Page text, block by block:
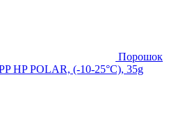
Порошок
HP POLAR, (-10-25°C), 35g